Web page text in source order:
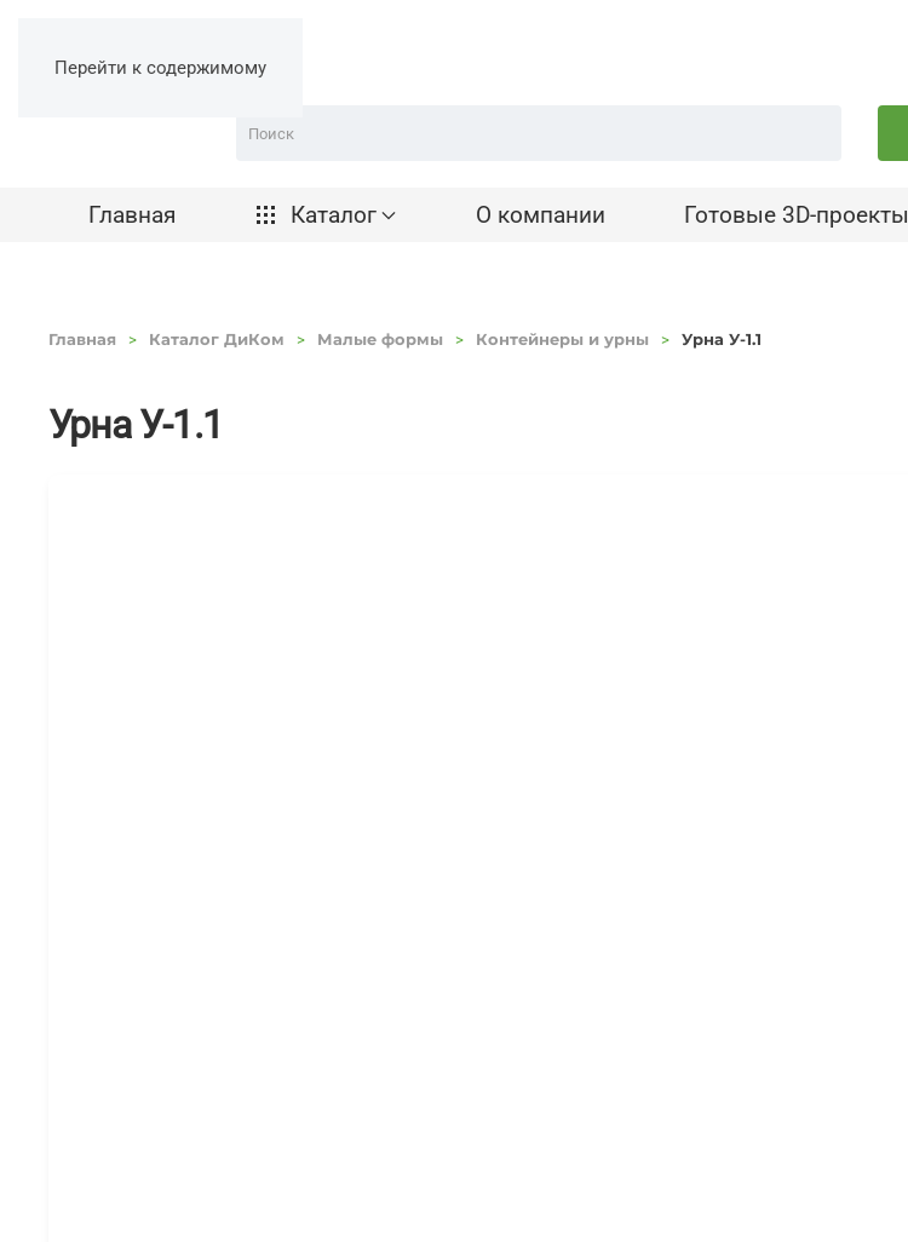
Перейти к содержимому
Главная Каталог О компании Готовые 3D-проекты
Главная Каталог ДиКом Малые формы Контейнеры и урны Урна У-1.1
Урна У-1.1